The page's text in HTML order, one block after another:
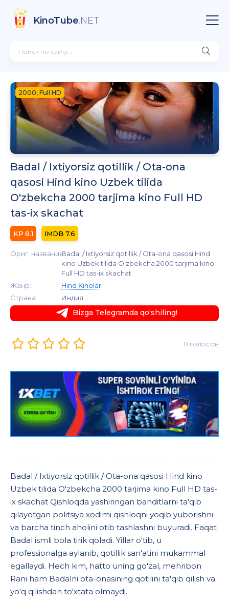
KinoTube.NET
2000, Full HD
Badal / Ixtiyorsiz qotillik / Ota-ona
qasosi Hind kino Uzbek tilida
O'zbekcha 2000 tarjima kino Full HD
tas-ix skachat
8.1 7.6
Ориг. название:Badal / Ixtiyorsiz qotillik / Ota-ona qasosi Hind
kino Uzbek tilida O'zbekcha 2000 tarjima kino
Full HD tas-ix skachat
Жанр:
Hind Kinolar
Страна:
Индия
Bizga Telegramda qo'shiling!
0 голосов
Badal / Ixtiyorsiz qotillik / Ota-ona qasosi Hind kino
Uzbek tilida O'zbekcha 2000 tarjima kino Full HD tas-
ix skachat Qishloqda yashiringan banditlarni ta'qib
qilayotgan politsiya xodimi qishloqni yoqib yuborishni
va barcha tinch aholini otib tashlashni buyuradi. Faqat
Badal ismli bola tirik qoladi. Yillar o'tib, u
professionalga aylanib, qotillik san'atini mukammal
egallaydi. Hech kim, hatto uning go'zal, mehribon
Rani ham Badalni ota-onasining qotilini ta'qib qilish va
yo'q qilishdan to'xtata olmaydi.